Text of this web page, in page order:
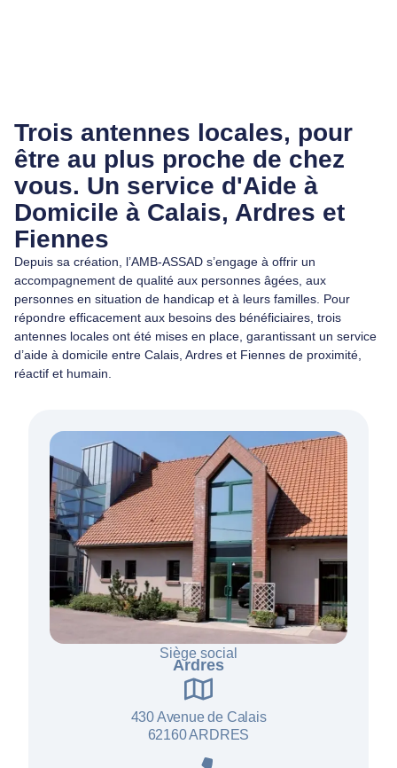
Trois antennes locales, pour
être au plus proche de chez
vous. Un service d'Aide à
Domicile à Calais, Ardres et
Fiennes
Depuis sa création, l’AMB-ASSAD s’engage à offrir un
accompagnement de qualité aux personnes âgées, aux
personnes en situation de handicap et à leurs familles. Pour
répondre efficacement aux besoins des bénéficiaires, trois
antennes locales ont été mises en place, garantissant un service
d’aide à domicile entre Calais, Ardres et Fiennes de proximité,
réactif et humain.
Siège social
Ardres
430 Avenue de Calais
62160 ARDRES